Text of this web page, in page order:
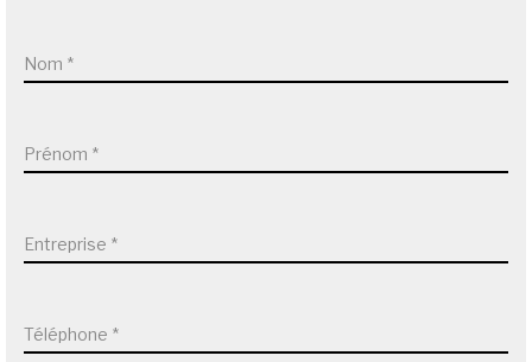
Nom *
Prénom *
Entreprise *
Téléphone *